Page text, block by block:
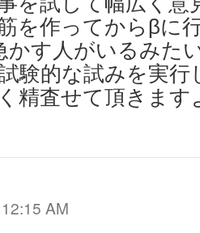
を作ってからβに
かす人がいるみた
験的な試みを実行
精査せて頂きます
AM